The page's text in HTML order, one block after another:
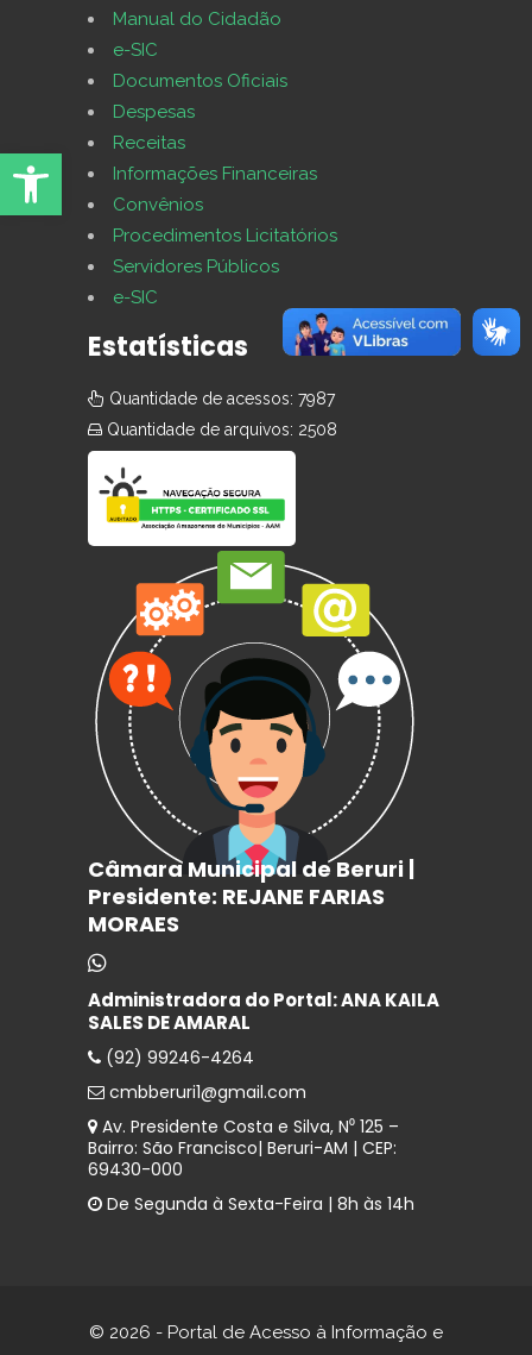
Abrir Ferramentas
Manual do Cidadão
e-SIC
Documentos Oficiais
Despesas
Receitas
Informações Financeiras
Convênios
Procedimentos Licitatórios
Servidores Públicos
e-SIC
Estatísticas
Quantidade de acessos: 7987
Quantidade de arquivos: 2508
Câmara Municipal de Beruri |
Presidente: REJANE FARIAS
MORAES
Administradora do Portal: ANA KAILA
SALES DE AMARAL
(92) 99246-4264
cmbberuri1@gmail.com
Av. Presidente Costa e Silva, N⁰ 125 –
Bairro: São Francisco| Beruri-AM | CEP:
69430-000
De Segunda à Sexta-Feira | 8h às 14h
© 2026 - Portal de Acesso à Informação e